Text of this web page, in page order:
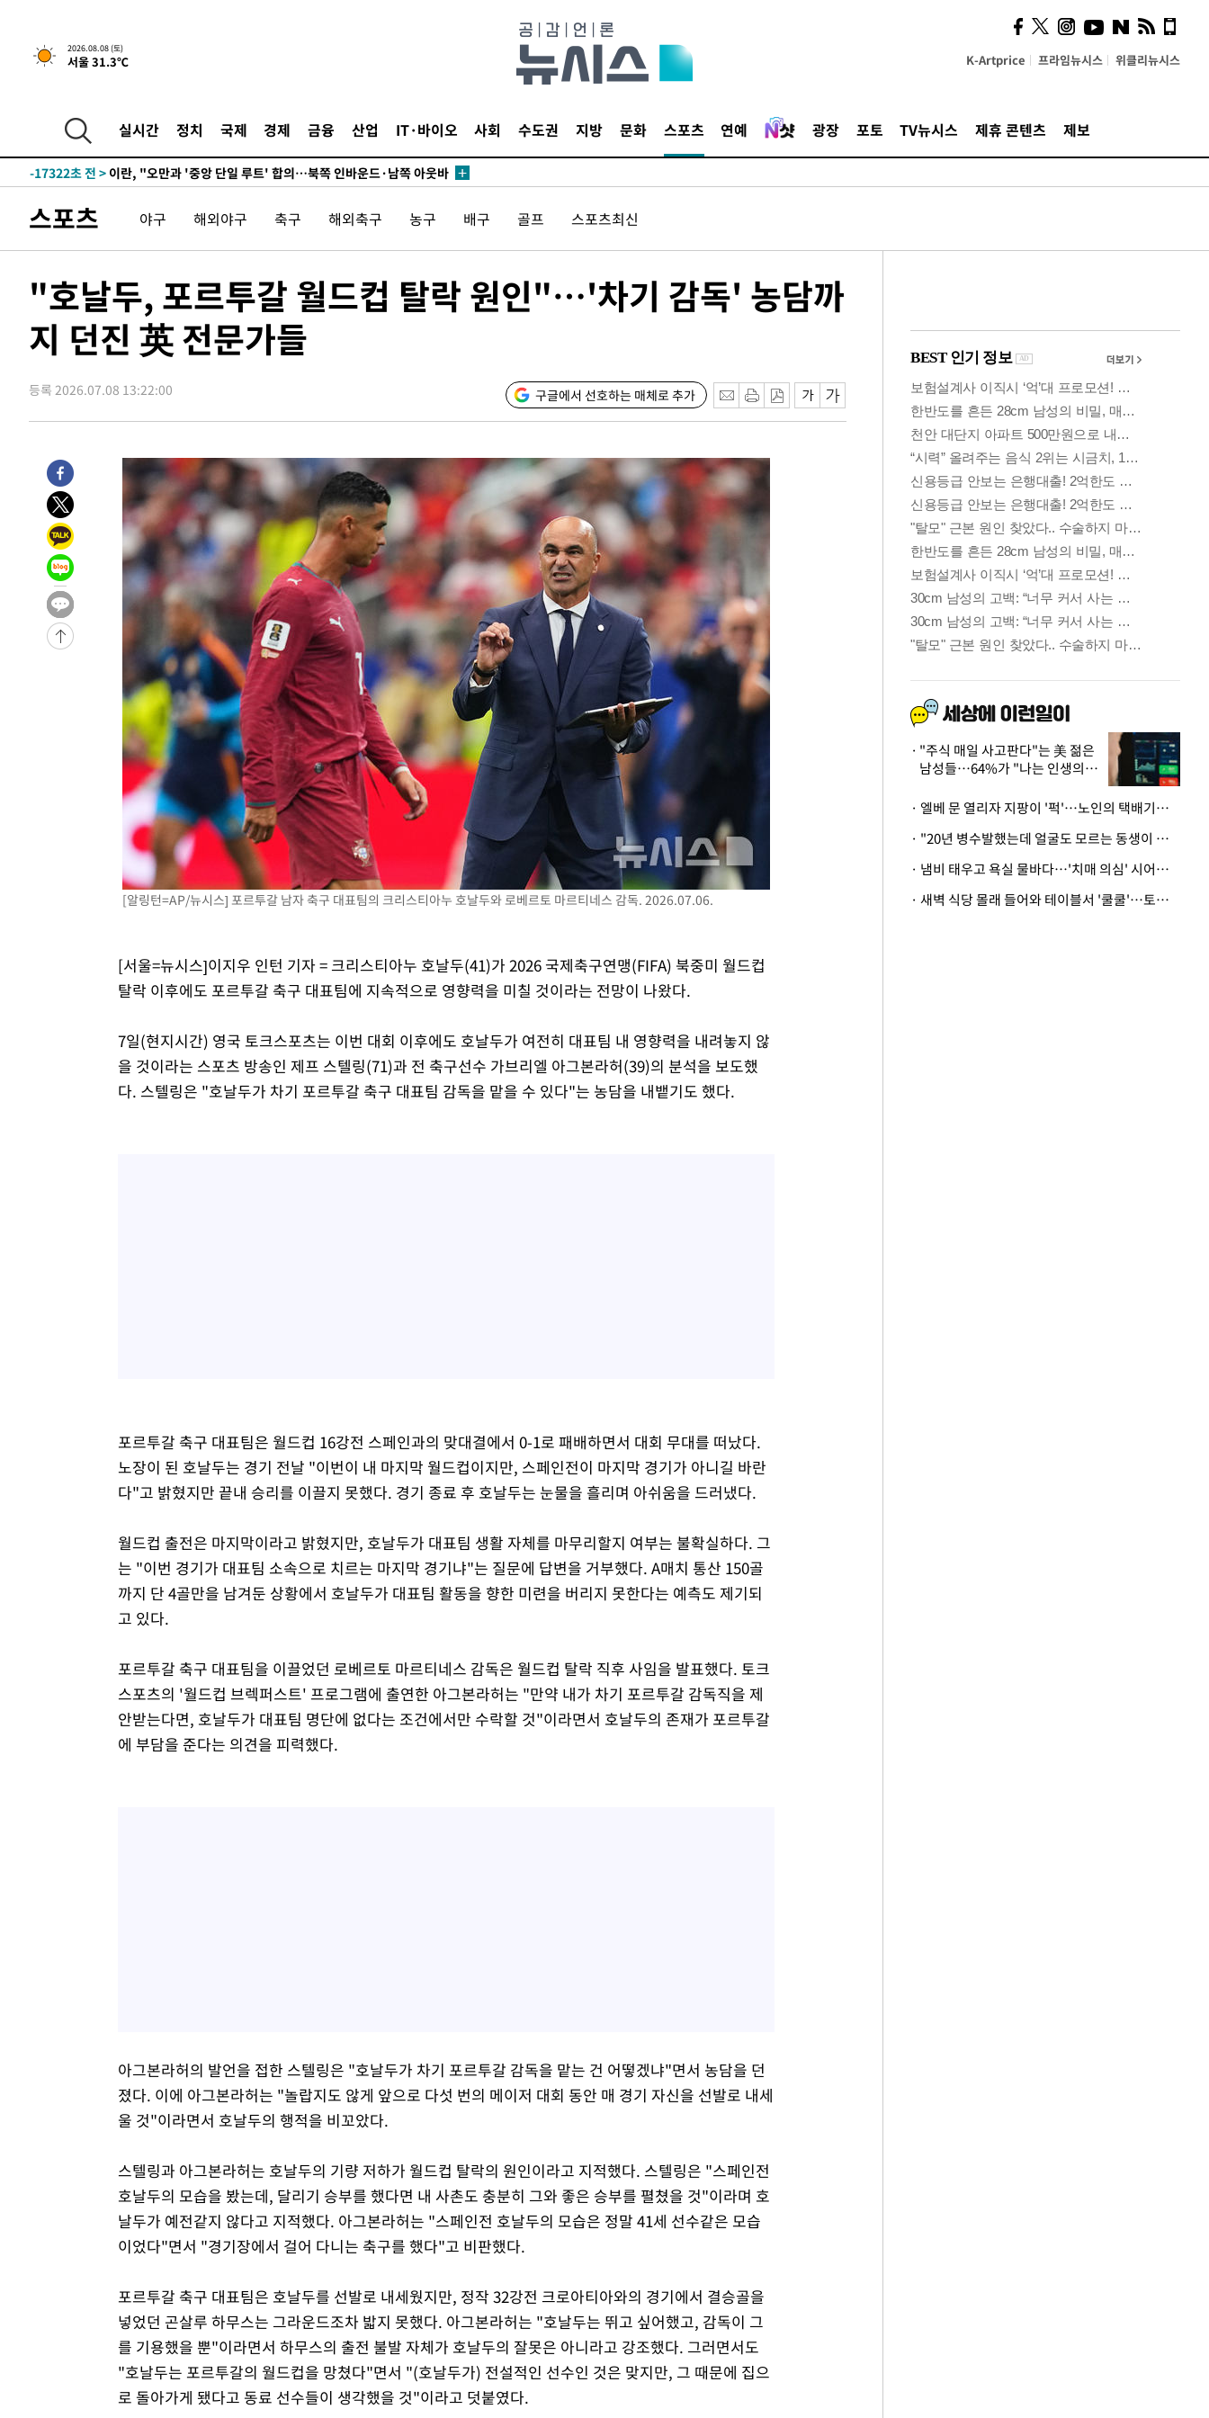
2026.08.08 (토)
서울 31.3℃ K-Artprice 프라임뉴시스 위클리뉴시스
실시간 정치 국제 경제 금융 산업 IT·바이오 사회 수도권 지방 문화 스포츠 연예 광장 포토 TV뉴시스 제휴 콘텐츠 제보
후임
-25787초 전 >이강인, 폭염 속 AT마드리드 첫 훈련…80명 식사 대접까지(종합)
-22926초 전 >미 사업체 일자리, 7월에 2.3만개 순감하고 그 전 2개월 10.3만개
-18237초 전 >
[속보]이 대통령 "부동산 공급 기존 사고방식 매달리지 말고 과감히
-17322초 전 >
운드는 임시"
-8890초 전 > "낮 기온 소폭 하락"…수도권 폭염중대경보, 폭염경보로 하향
포
-8817초 전 > [단독]중수청 지원 검사들, 정원 초과 시 낮은 계급 임용…희망지 못
-6788초 전 >낮 최고 37도 찜통더위…곳곳 소나기·강원 많은 비[내일날씨]
응"
-1950초 전 >여자배구 이재영·이다영 자매, 아제르바이잔 투란VC 입단
-1203초 전 > 외국인 심판 성 접대 7경기 들여다보니…한국 축구 '5승 2무'
-937초 전 >[속보]코스닥, 2.86포인트(0.36%) 내린 798.81마감
-870초 전 >[속보]원·달러 환율, 7.7원 내린 1416.1원 마감
-759초 전 >[속보] 노원서 40.1도 관측…서울, 2018년 이후 첫 40도
54분 전 >
외신들도 주목한 韓축구 파문…"국민적 공분에 수사 재개"
55분 전 >
11시간 압수수색에 성접대 파문까지…'쑥대밭' 된 축구협회
1시간 전 >
[속보]규제합리화위원회 부위원장에 김태유 서울대 공대 교수…이병태
후임
-25787초 전 >
이강인, 폭염 속 AT마드리드 첫 훈련…80명 식사 대접까지(종합)
-22926초 전 >
미 사업체 일자리, 7월에 2.3만개 순감하고 그 전 2개월 10.3만개
하향수정 (2보)
-22374초 전 >
[속보] 미 사업체, 일자리 7월에 2.3만 개 줄어…실업률은 4.1%로
-18237초 전 >
[속보]이 대통령 "부동산 공급 기존 사고방식 매달리지 말고 과감히
실천"
-17322초 전 >
이란, "오만과 '중앙 단일 루트' 합의…북쪽 인바운드·남쪽 아웃바
"낮 기온 소폭 하락"…수도권 폭염중대경보, 폭염경보로 하향
[속보]이 대통령, '호우피해' 안동·의성 관할 4개 면 특별재난지역 선
[단독]중수청 지원 검사들, 정원 초과 시 낮은 계급 임용…희망지 못
낮 최고 37도 찜통더위…곳곳 소나기·강원 많은 비[내일날씨]
SK하이닉스, 용인·청주 팹에 54조 투자…"AI 메모리 수요 선제 대
여자배구 이재영·이다영 자매, 아제르바이잔 투란VC 입단
외국인 심판 성 접대 7경기 들여다보니…한국 축구 '5승 2무'
[속보]코스닥, 2.86포인트(0.36%) 내린 798.81마감
[속보]코스피, 6200선 약보합…0.60% 내린 6258.77에 마쳐
[속보]원·달러 환율, 7.7원 내린 1416.1원 마감
외신들도 주목한 韓축구 파문…"국민적 공분에 수사 재개"
11시간 압수수색에 성접대 파문까지…'쑥대밭' 된 축구협회
스포츠 야구 해외야구 축구 해외축구 농구 배구 골프 스포츠최신
"호날두, 포르투갈 월드컵 탈락 원인"…'차기 감독' 농담까
지 던진 英 전문가들
등록 2026.07.08 13:22:00 구글에서 선호하는 매체로 추가
[알링턴=AP/뉴시스] 포르투갈 남자 축구 대표팀의 크리스티아누 호날두와 로베르토 마르티네스 감독. 2026.07.06.
[서울=뉴시스]이지우 인턴 기자 = 크리스티아누 호날두(41)가 2026 국제축구연맹(FIFA) 북중미 월드컵
탈락 이후에도 포르투갈 축구 대표팀에 지속적으로 영향력을 미칠 것이라는 전망이 나왔다.
7일(현지시간) 영국 토크스포츠는 이번 대회 이후에도 호날두가 여전히 대표팀 내 영향력을 내려놓지 않
을 것이라는 스포츠 방송인 제프 스텔링(71)과 전 축구선수 가브리엘 아그본라허(39)의 분석을 보도했
다. 스텔링은 "호날두가 차기 포르투갈 축구 대표팀 감독을 맡을 수 있다"는 농담을 내뱉기도 했다.
포르투갈 축구 대표팀은 월드컵 16강전 스페인과의 맞대결에서 0-1로 패배하면서 대회 무대를 떠났다.
노장이 된 호날두는 경기 전날 "이번이 내 마지막 월드컵이지만, 스페인전이 마지막 경기가 아니길 바란
다"고 밝혔지만 끝내 승리를 이끌지 못했다. 경기 종료 후 호날두는 눈물을 흘리며 아쉬움을 드러냈다.
월드컵 출전은 마지막이라고 밝혔지만, 호날두가 대표팀 생활 자체를 마무리할지 여부는 불확실하다. 그
는 "이번 경기가 대표팀 소속으로 치르는 마지막 경기냐"는 질문에 답변을 거부했다. A매치 통산 150골
까지 단 4골만을 남겨둔 상황에서 호날두가 대표팀 활동을 향한 미련을 버리지 못한다는 예측도 제기되
고 있다.
포르투갈 축구 대표팀을 이끌었던 로베르토 마르티네스 감독은 월드컵 탈락 직후 사임을 발표했다. 토크
스포츠의 '월드컵 브렉퍼스트' 프로그램에 출연한 아그본라허는 "만약 내가 차기 포르투갈 감독직을 제
안받는다면, 호날두가 대표팀 명단에 없다는 조건에서만 수락할 것"이라면서 호날두의 존재가 포르투갈
에 부담을 준다는 의견을 피력했다.
아그본라허의 발언을 접한 스텔링은 "호날두가 차기 포르투갈 감독을 맡는 건 어떻겠냐"면서 농담을 던
졌다. 이에 아그본라허는 "놀랍지도 않게 앞으로 다섯 번의 메이저 대회 동안 매 경기 자신을 선발로 내세
울 것"이라면서 호날두의 행적을 비꼬았다.
스텔링과 아그본라허는 호날두의 기량 저하가 월드컵 탈락의 원인이라고 지적했다. 스텔링은 "스페인전
호날두의 모습을 봤는데, 달리기 승부를 했다면 내 사촌도 충분히 그와 좋은 승부를 펼쳤을 것"이라며 호
날두가 예전같지 않다고 지적했다. 아그본라허는 "스페인전 호날두의 모습은 정말 41세 선수같은 모습
이었다"면서 "경기장에서 걸어 다니는 축구를 했다"고 비판했다.
포르투갈 축구 대표팀은 호날두를 선발로 내세웠지만, 정작 32강전 크로아티아와의 경기에서 결승골을
넣었던 곤살루 하무스는 그라운드조차 밟지 못했다. 아그본라허는 "호날두는 뛰고 싶어했고, 감독이 그
를 기용했을 뿐"이라면서 하무스의 출전 불발 자체가 호날두의 잘못은 아니라고 강조했다. 그러면서도
"호날두는 포르투갈의 월드컵을 망쳤다"면서 "(호날두가) 전설적인 선수인 것은 맞지만, 그 때문에 집으
로 돌아가게 됐다고 동료 선수들이 생각했을 것"이라고 덧붙였다.
시, 스마트폰 액세서리에
NFC 더했다
"주식 매일 사고판다"는 美 젊은
남성들…64%가 "나는 인생의
· 엘베 문 열리자 지팡이 '퍽'…노인의 택배기사 폭행 이유
· "20년 병수발했는데 얼굴도 모르는 동생이 유산 절반을"…배다른 형제 상속권 있을까
· 냄비 태우고 욕실 물바다…'치매 의심' 시어머니 검사 권유했다가 '날벼락'
· 새벽 식당 몰래 들어와 테이블서 '쿨쿨'…토사물 남기고 사라진 남성